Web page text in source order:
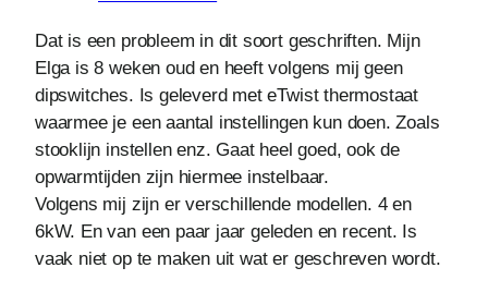
Dat is een probleem in dit soort geschriften. Mijn
Elga is 8 weken oud en heeft volgens mij geen
dipswitches. Is geleverd met eTwist thermostaat
waarmee je een aantal instellingen kun doen. Zoals
stooklijn instellen enz. Gaat heel goed, ook de
opwarmtijden zijn hiermee instelbaar.
Volgens mij zijn er verschillende modellen. 4 en
6kW. En van een paar jaar geleden en recent. Is
vaak niet op te maken uit wat er geschreven wordt.